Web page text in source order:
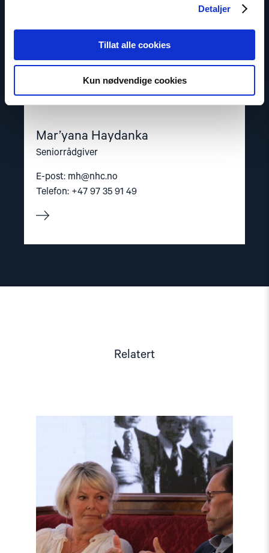
Detaljer
Tillat alle cookies
Kun nødvendige cookies
Mar’yana Haydanka
Seniorrådgiver
E-post: mh@nhc.no
Telefon: +47 97 35 91 49
Relatert
Read
article
"Møt
Helsingforskomiteen
på
Arendalsuka
2026"